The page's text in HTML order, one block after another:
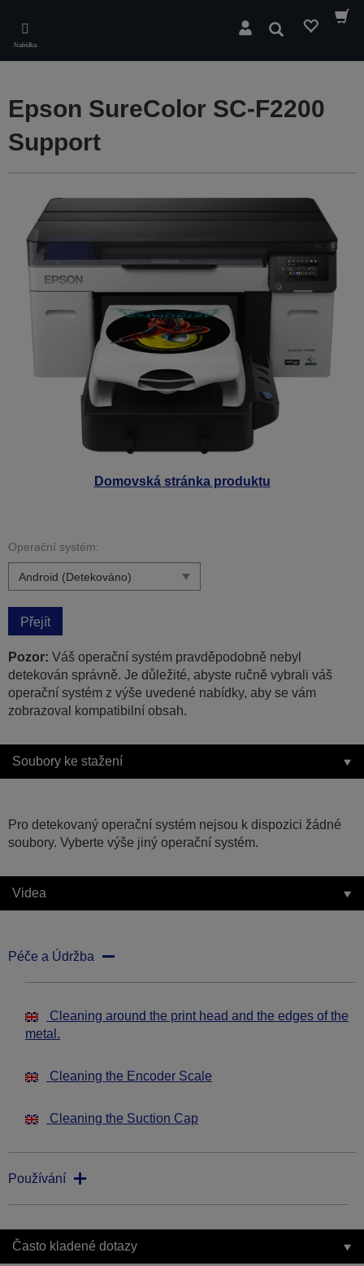
main
content
Nabídka
Hledat
Domovská stránka produktu
Epson SureColor SC-F2200
Support
Operační systém:
Přejít
Pozor: Váš operační systém pravděpodobně nebyl
detekován správně. Je důležité, abyste ručně vybrali váš
operační systém z výše uvedené nabídky, aby se vám
zobrazoval kompatibilní obsah.
Soubory ke stažení
Pro detekovaný operační systém nejsou k dispozici žádné
soubory. Vyberte výše jiný operační systém.
Videa
Péče a Údržba
Cleaning around the print head and the edges of the
metal.
Cleaning the Encoder Scale
Cleaning the Suction Cap
Používání
Často kladené dotazy